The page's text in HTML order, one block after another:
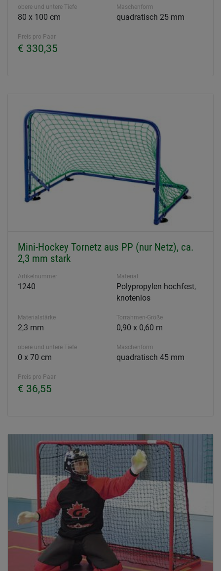
obere und untere Tiefe
80 x 100 cm
Maschenform
quadratisch 25 mm
Preis pro Paar
€ 330,35
Mini-Hockey Tornetz aus PP (nur Netz), ca.
2,3 mm stark
Artikelnummer
1240
Material
Polypropylen hochfest,
knotenlos
Materialstärke
2,3 mm
Torrahmen-Größe
0,90 x 0,60 m
obere und untere Tiefe
0 x 70 cm
Maschenform
quadratisch 45 mm
Preis pro Paar
€ 36,55